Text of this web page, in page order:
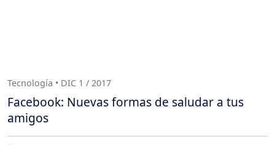
Tecnología • DIC 1 / 2017
Facebook: Nuevas formas de saludar a tus
amigos